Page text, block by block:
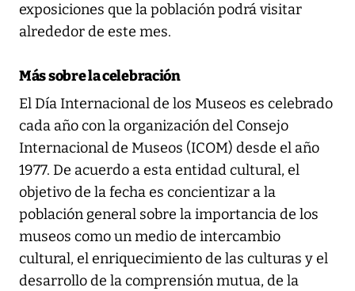
exposiciones que la población podrá visitar
alrededor de este mes.
Más sobre la celebración
El Día Internacional de los Museos es celebrado
cada año con la organización del Consejo
Internacional de Museos (ICOM) desde el año
1977. De acuerdo a esta entidad cultural, el
objetivo de la fecha es concientizar a la
población general sobre la importancia de los
museos como un medio de intercambio
cultural, el enriquecimiento de las culturas y el
desarrollo de la comprensión mutua, de la